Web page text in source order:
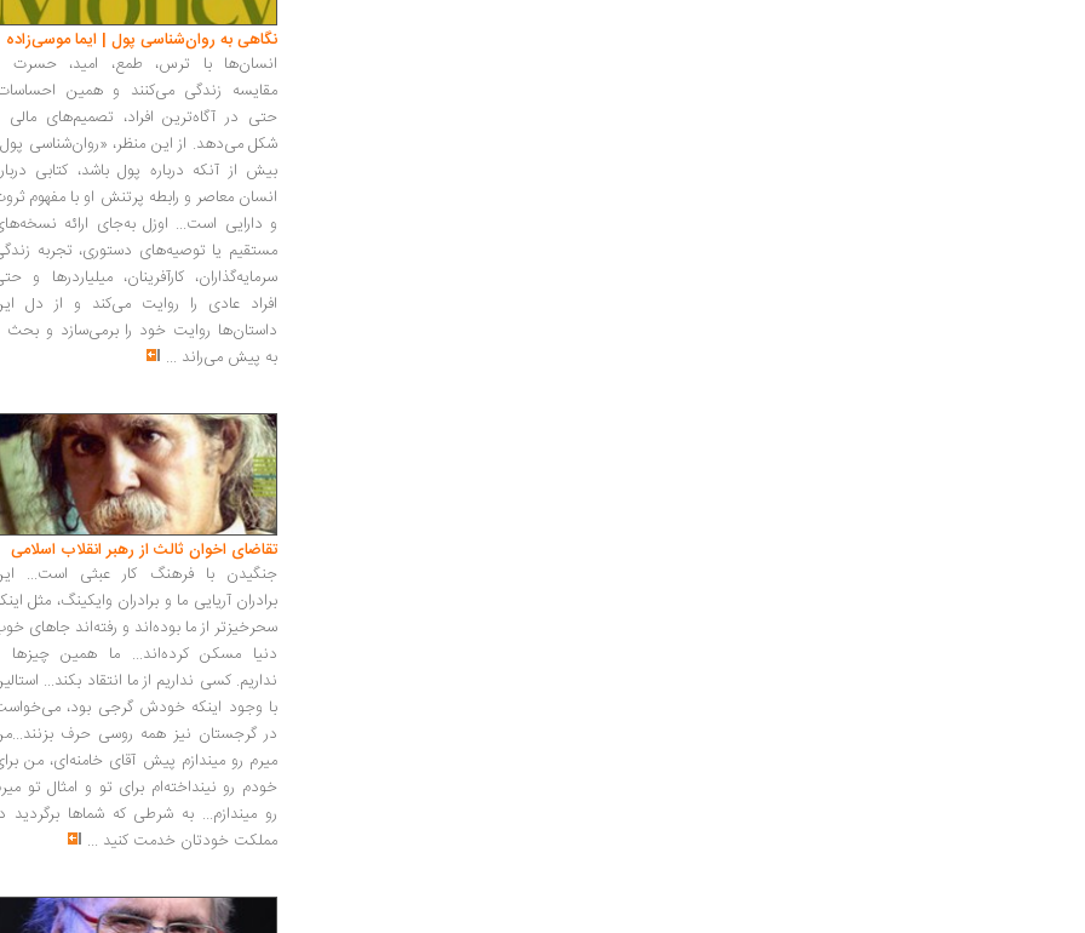
نگاهی به روان‌شناسی پول | ایما موسی‌زاده
انسان‌ها با ترس، طمع، امید، حسرت
مقایسه زندگی می‌کنند و همین
حتی در آگاه‌ترین افراد، تصمیم‌های مالی
شکل می‌دهد. از این منظر، «روان‌شناسی
بیش از آنکه درباره پول باشد، کتابی
انسان معاصر و رابطه پرتنش او با مفهوم
و دارایی است... اوزل به‌جای ارائه
مستقیم یا توصیه‌های دستوری، تجربه
سرمایه‌گذاران، کارآفرینان، میلیاردرها و
افراد عادی را روایت می‌کند و از دل
داستان‌ها روایت خود را برمی‌سازد و بحث
به پیش می‌راند ...
تقاضای اخوان ثالث از رهبر انقلاب اسلامی
جنگیدن با فرهنگ کار عبثی است...
برادران آریایی ما و برادران وایکینگ، مثل
سحرخیزتر از ما بوده‌اند و رفته‌اند جاهای
دنیا مسکن کرده‌اند... ما همین چیزها
نداریم. کسی نداریم از ما انتقاد بکند...
با وجود اینکه خودش گرجی بود،
در گرجستان نیز همه روسی حرف
میرم رو میندازم پیش آقای خامنه‌ای، من
خودم رو نینداخته‌ام برای تو و امثال تو
رو میندازم... به شرطی که شماها برگردید
مملکت خودتان خدمت کنید ...